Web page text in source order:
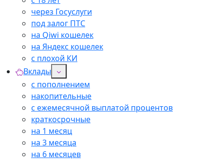
через Госуслуги
под залог ПТС
на Qiwi кошелек
на Яндекс кошелек
с плохой КИ
Вклады
с пополнением
накопительные
с ежемесячной выплатой процентов
краткосрочные
на 1 месяц
на 3 месяца
на 6 месяцев